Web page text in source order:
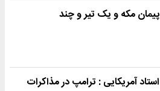
پیمان مکه و یک تیر و چند
استاد آمریکایی : ترامپ در مذاکرات